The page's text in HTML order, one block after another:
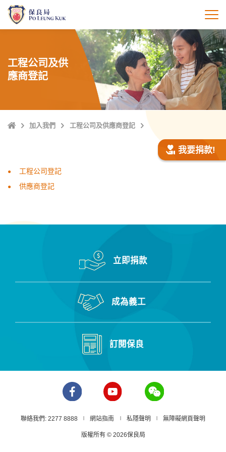
打
工程公司及供
應商登記
主
加入我們 工程公司及供應商登記
我要捐款!
工程公司登記
供應商登記
立即捐款
成為義工
訂閱保良
聯絡我們: 2277 8888 網站指南 私隱聲明 無障礙網頁聲明
版權所有 © 2026保良局